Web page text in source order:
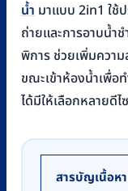
น้ำ มาแบบ 2in1 ใช้
ถ่ายและการอาบน้ำ
พิการ ช่วยเพิ่มควา
ขณะเข้าห้องน้ำเพื่อ
ได้มีให้เลือกหลายดีไ
สารบัญเนื้อหา